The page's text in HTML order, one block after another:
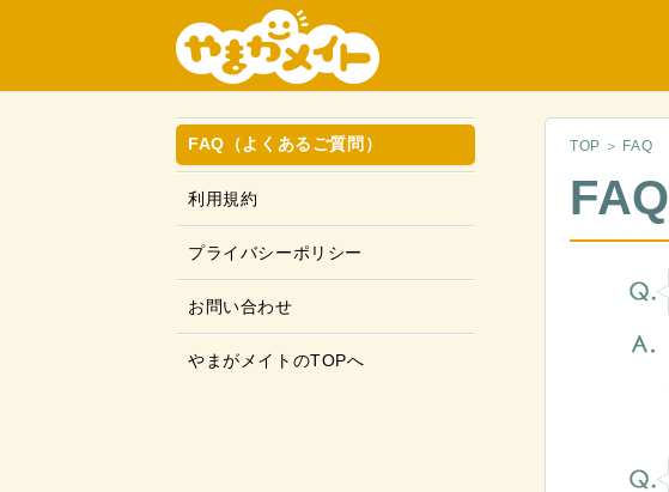
FAQ（よくあるご質問）
利用規約
プライバシーポリシー
お問い合わせ
やまがメイトのTOPへ
TOP ＞ FAQ
FAQ